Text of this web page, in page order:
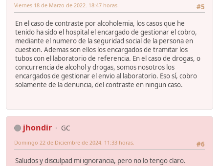
#5
Viernes 18 de Marzo de 2022. 18:47 horas.
En el caso de contraste por alcoholemia, los casos que he
tenido ha sido el hospital el encargado de gestionar el cobro,
mediante el numero de la seguridad social de la persona en
cuestion. Ademas son ellos los encargados de tramitar los
tubos con el laboratorio de referencia. En el caso de drogas, o
concurrencia de alcohol y drogas, somos nosotros los
encargados de gestionar el envio al laboratorio. Eso sí, cobro
solamente de la denuncia, del contraste en ningun caso.
jhondir
GC
#6
Domingo 22 de Diciembre de 2024. 11:33 horas.
Saludos y disculpad mi ignorancia, pero no lo tengo claro.